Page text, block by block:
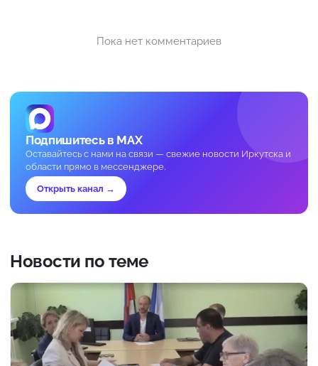
Пока нет комментариев
Подпишитесь в MAX
Оставайтесь с нами на связи — свежие новости Иркутска и
области прямо в мессенджере.
Открыть канал →
Новости по теме